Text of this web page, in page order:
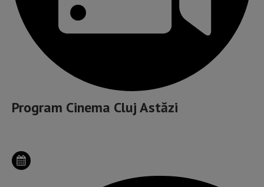
Program Cinema Cluj Astăzi